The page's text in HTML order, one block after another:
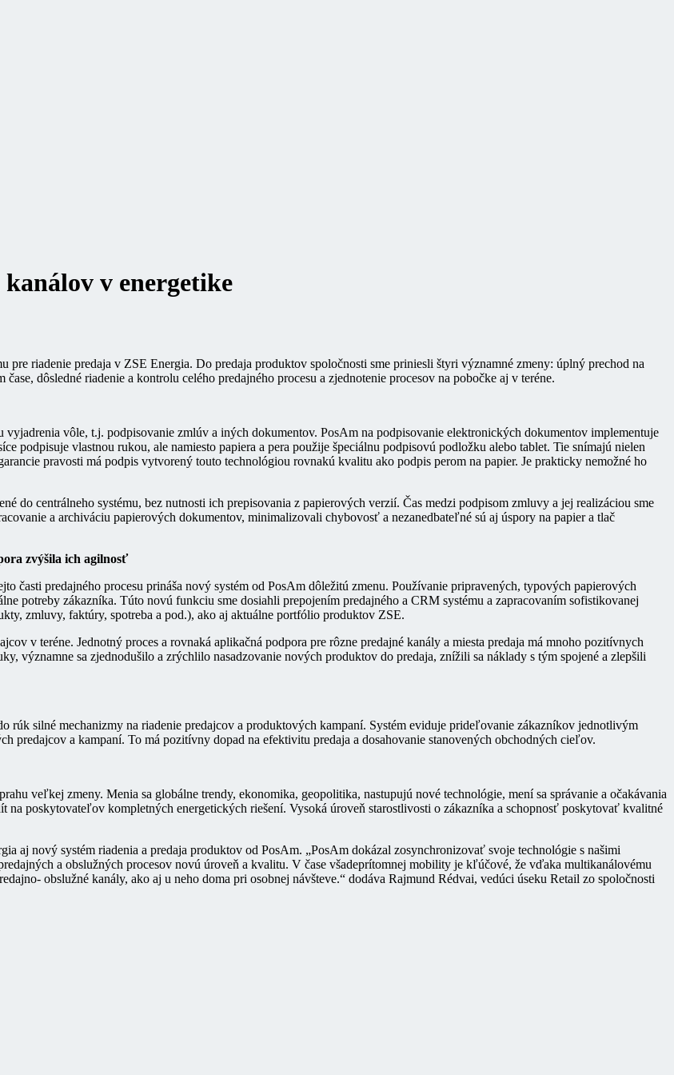
v energetike
riadenie predaja v ZSE Energia. Do predaja produktov spoločnosti sme priniesli štyri významné zmeny: úplný prechod na
dôsledné riadenie a kontrolu celého predajného procesu a zjednotenie procesov na pobočke aj v teréne.
vôle, t.j. podpisovanie zmlúv a iných dokumentov. PosAm na podpisovanie elektronických dokumentov implementuje
podpisuje vlastnou rukou, ale namiesto papiera a pera použije špeciálnu podpisovú podložku alebo tablet. Tie snímajú nielen
pravosti má podpis vytvorený touto technológiou rovnakú kvalitu ako podpis perom na papier. Je prakticky nemožné ho
do centrálneho systému, bez nutnosti ich prepisovania z papierových verzií. Čas medzi podpisom zmluvy a jej realizáciou sme
a archiváciu papierových dokumentov, minimalizovali chybovosť a nezanedbateľné sú aj úspory na papier a tlač
zvýšila ich agilnosť
časti predajného procesu prináša nový systém od PosAm dôležitú zmenu. Používanie pripravených, typových papierových
potreby zákazníka. Túto novú funkciu sme dosiahli prepojením predajného a CRM systému a zapracovaním sofistikovanej
zmluvy, faktúry, spotreba a pod.), ako aj aktuálne portfólio produktov ZSE.
v teréne. Jednotný proces a rovnaká aplikačná podpora pre rôzne predajné kanály a miesta predaja má mnoho pozitívnych
významne sa zjednodušilo a zrýchlilo nasadzovanie nových produktov do predaja, znížili sa náklady s tým spojené a zlepšili
rúk silné mechanizmy na riadenie predajcov a produktových kampaní. Systém eviduje prideľovanie zákazníkov jednotlivým
predajcov a kampaní. To má pozitívny dopad na efektivitu predaja a dosahovanie stanovených obchodných cieľov.
veľkej zmeny. Menia sa globálne trendy, ekonomika, geopolitika, nastupujú nové technológie, mení sa správanie a očakávania
na poskytovateľov kompletných energetických riešení. Vysoká úroveň starostlivosti o zákazníka a schopnosť poskytovať kvalitné
aj nový systém riadenia a predaja produktov od PosAm. „PosAm dokázal zosynchronizovať svoje technológie s našimi
a obslužných procesov novú úroveň a kvalitu. V čase všadeprítomnej mobility je kľúčové, že vďaka multikanálovému
obslužné kanály, ako aj u neho doma pri osobnej návšteve.“ dodáva Rajmund Rédvai, vedúci úseku Retail zo spoločnosti